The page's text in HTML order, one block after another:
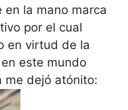
la mano marca
por el cual
en virtud de la
este mundo
me dejó atónito: